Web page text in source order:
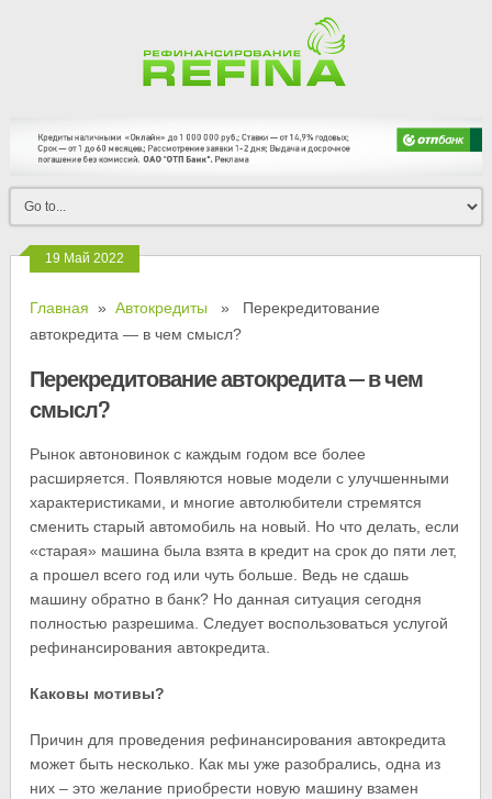
19 Май 2022
Главная »Автокредиты » Перекредитование
автокредита — в чем смысл?
Перекредитование автокредита — в чем
смысл?
Рынок автоновинок с каждым годом все более
расширяется. Появляются новые модели с улучшенными
характеристиками, и многие автолюбители стремятся
сменить старый автомобиль на новый. Но что делать, если
«старая» машина была взята в кредит на срок до пяти лет,
а прошел всего год или чуть больше. Ведь не сдашь
машину обратно в банк? Но данная ситуация сегодня
полностью разрешима. Следует воспользоваться услугой
рефинансирования автокредита.
Каковы мотивы?
Причин для проведения рефинансирования автокредита
может быть несколько. Как мы уже разобрались, одна из
них – это желание приобрести новую машину взамен